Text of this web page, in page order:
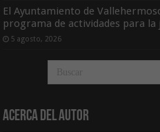
El Ayuntamiento de
programa de actividades para
5 agosto, 2026
Acerca del Autor